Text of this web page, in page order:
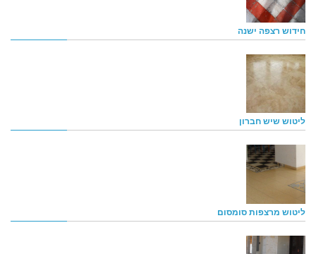
חידוש רצפה ישנה
ליטוש שיש חברון
ליטוש מרצפות סומסום